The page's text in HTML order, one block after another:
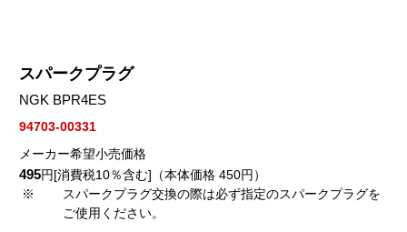
スパークプラグ
NGK BPR4ES
94703-00331
メーカー希望小売価格
495円[消費税10％含む]（本体価格 450円）
※
スパークプラグ交換の際は必ず指定のスパークプラグを
ご使用ください。